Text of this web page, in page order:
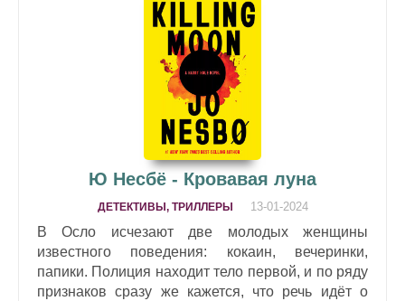
Ю Несбё - Кровавая луна
ДЕТЕКТИВЫ, ТРИЛЛЕРЫ 13-01-2024
В Осло исчезают две молодых женщины
известного поведения: кокаин, вечеринки,
папики. Полиция находит тело первой, и по ряду
признаков сразу же кажется, что речь идёт о